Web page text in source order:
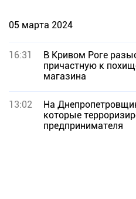
05 марта 2024
16:31
В Кривом Роге
причастную к
магазина
13:02
На
которые
предпринимателя